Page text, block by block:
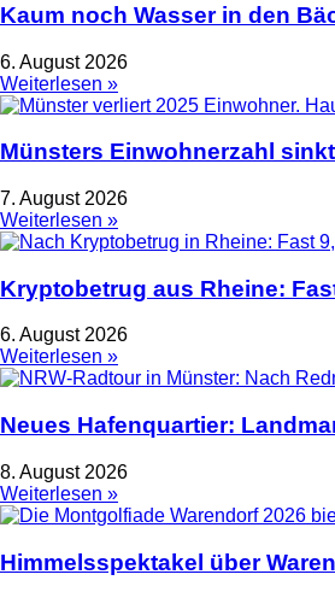
Kaum noch Wasser in den
6. August 2026
Weiterlesen »
Münsters Einwohnerzahl
7. August 2026
Weiterlesen »
Kryptobetrug aus Rheine:
6. August 2026
Weiterlesen »
Neues Hafenquartier:
8. August 2026
Weiterlesen »
Himmelsspektakel über